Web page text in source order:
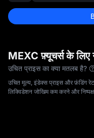
MEXC फ़्यूचर्स के लिए
उचित प्राइस का क्या मतलब है?
उचित मूल्य, इंडेक्स प्राइस और फ़ंडिंग
लिक्विडेशन जोखिम कम करने और